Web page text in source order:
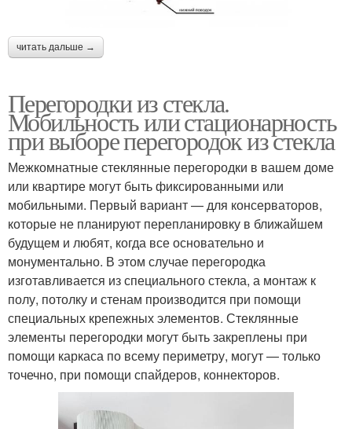
читать дальше →
Перегородки из стекла.
Мобильность или стационарность
при выборе перегородок из стекла
Межкомнатные стеклянные перегородки в вашем доме
или квартире могут быть фиксированными или
мобильными. Первый вариант — для консерваторов,
которые не планируют перепланировку в ближайшем
будущем и любят, когда все основательно и
монументально. В этом случае перегородка
изготавливается из специального стекла, а монтаж к
полу, потолку и стенам производится при помощи
специальных крепежных элементов. Стеклянные
элементы перегородки могут быть закреплены при
помощи каркаса по всему периметру, могут — только
точечно, при помощи спайдеров, коннекторов.